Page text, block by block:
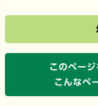
このページ
こんなペ